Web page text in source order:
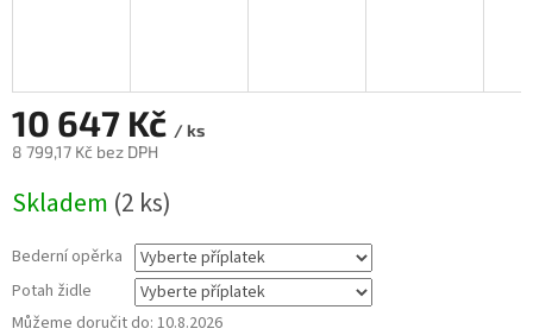
10 647 Kč / ks
8 799,17 Kč bez DPH
cena:
Skladem (2 ks)
Bederní opěrka
Potah židle
Můžeme doručit do: 10.8.2026